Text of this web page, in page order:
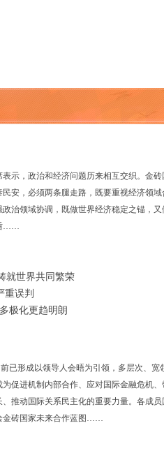
示，政治和经济问题历来相互交织。金砖
民安，必须两条腿走路，既要重视经济领域
政治领域协调，既做世界经济稳定之锚，又
……
就世界共同繁荣
重误判
极化更趋明朗
已形成以领导人会晤为引领，多层次、宽
为促进机制内部合作、应对国际金融危机、
、推动国际关系民主化的重要力量。各成员
金砖国家未来合作蓝图……